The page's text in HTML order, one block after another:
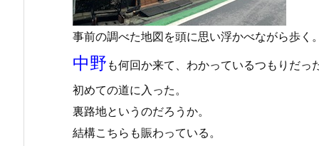
事前の調べた地図を頭に思い浮かべながら歩く
中野 も何回か来て、わかっているつもりだっ
初めての道に入った。
裏路地というのだろうか。
結構こちらも賑わっている。